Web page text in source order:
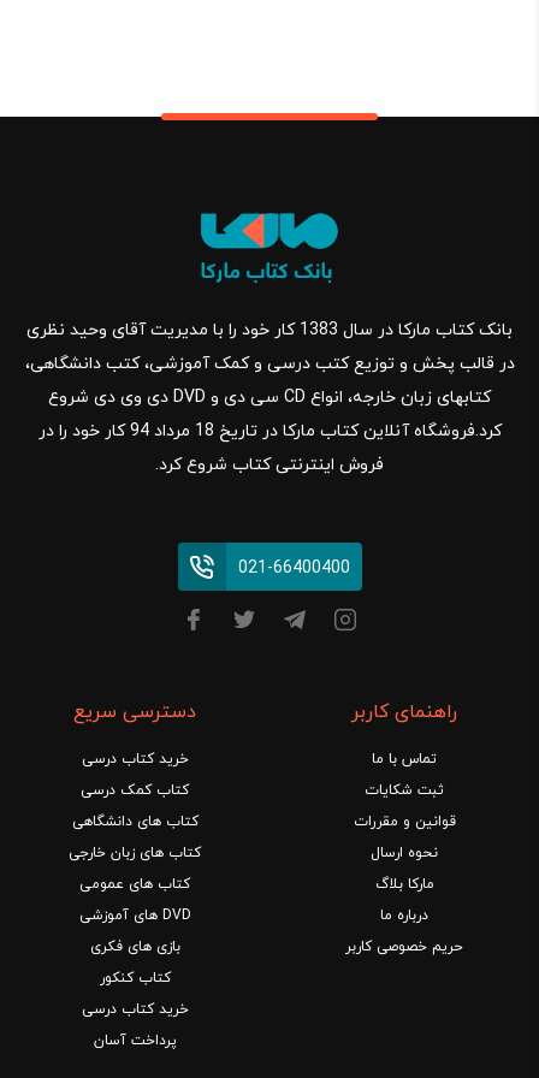
بانک کتاب مارکا در سال 1383 کار خود را با مدیریت آقای وحید نظری
در قالب پخش و توزیع کتب درسی و کمک آموزشی، کتب دانشگاهی،
کتابهای زبان خارجه، انواع CD سی دی و DVD دی وی دی شروع
کرد.فروشگاه آنلاین کتاب مارکا در تاریخ 18 مرداد 94 کار خود را در
فروش اینترنتی کتاب شروع کرد.
021-66400400
راهنمای کاربر
تماس با ما
ثبت شکایات
قوانین و مقررات
نحوه ارسال
مارکا بلاگ
درباره ما
حریم خصوصی کاربر
دسترسی سریع
خرید کتاب درسی
کتاب کمک درسی
کتاب های دانشگاهی
کتاب های زبان خارجی
کتاب های عمومی
DVD های آموزشی
بازی های فکری
کتاب کنکور
خرید کتاب درسی
پرداخت آسان